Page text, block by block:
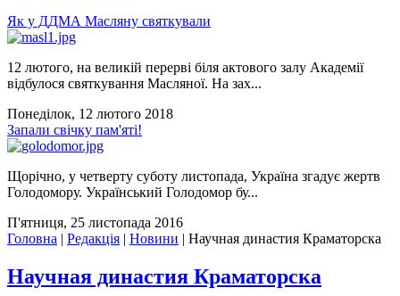
Як у ДДМА Масляну святкували
12 лютого, на великій перерві біля актового залу Академії
відбулося святкування Масляної. На зах...
Понеділок, 12 лютого 2018
Запали свічку пам'яті!
Щорічно, у четверту суботу листопада, Україна згадує жертв
Голодомору. Український Голодомор бу...
П'ятниця, 25 листопада 2016
Головна | Редакція | Новини | Научная династия Краматорска
Научная династия Краматорска